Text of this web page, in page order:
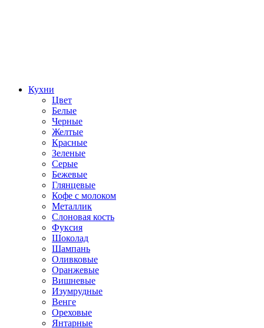
Кухни
Цвет
Белые
Черные
Желтые
Красные
Зеленые
Серые
Бежевые
Глянцевые
Кофе с молоком
Металлик
Слоновая кость
Фуксия
Шоколад
Шампань
Оливковые
Оранжевые
Вишневые
Изумрудные
Венге
Ореховые
Янтарные